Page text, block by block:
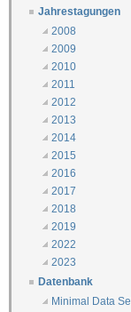
Jahrestagungen
2008
2009
2010
2011
2012
2013
2014
2015
2016
2017
2018
2019
2022
2023
Datenbank
Minimal Data